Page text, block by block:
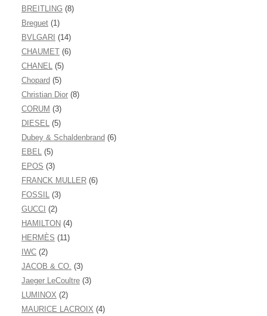
BREITLING (8)
Breguet (1)
BVLGARI (14)
CHAUMET (6)
CHANEL (5)
Chopard (5)
Christian Dior (8)
CORUM (3)
DIESEL (5)
Dubey & Schaldenbrand (6)
EBEL (5)
EPOS (3)
FRANCK MULLER (6)
FOSSIL (3)
GUCCI (2)
HAMILTON (4)
HERMÈS (11)
IWC (2)
JACOB & CO. (3)
Jaeger LeCoultre (3)
LUMINOX (2)
MAURICE LACROIX (4)